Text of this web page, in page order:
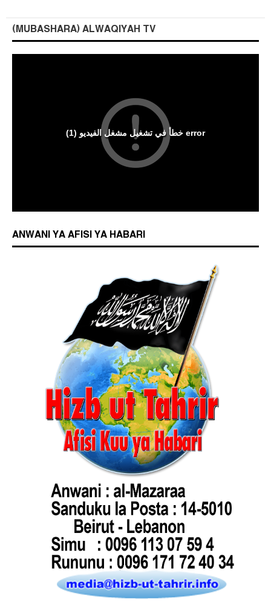
(MUBASHARA) ALWAQIYAH TV
ANWANI YA AFISI YA HABARI